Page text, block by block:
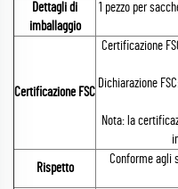
Dettagli di
imballaggio
1 pezzo per
Certificazione FSC
Certificazione
Dichiarazione
Nota: la
Rispetto
Conforme agli